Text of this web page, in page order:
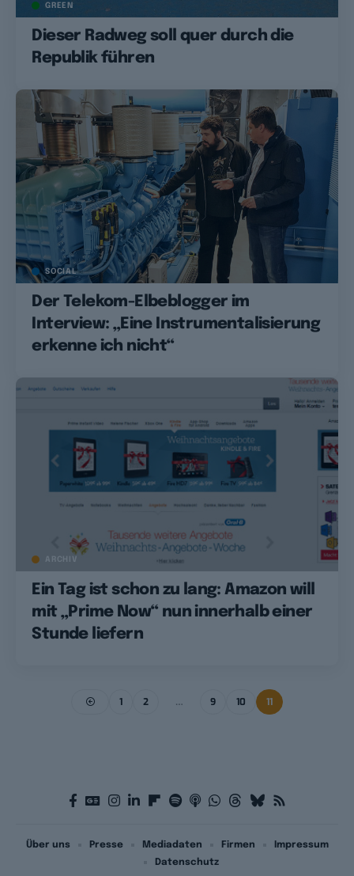
GREEN
Dieser Radweg soll quer durch die
Republik führen
SOCIAL
Der Telekom-Elbeblogger im
Interview: „Eine Instrumentalisierung
erkenne ich nicht“
ARCHIV
Ein Tag ist schon zu lang: Amazon will
mit „Prime Now“ nun innerhalb einer
Stunde liefern
1 2 … 9 10 11
Über uns Presse Mediadaten Firmen
Impressum
Datenschutz